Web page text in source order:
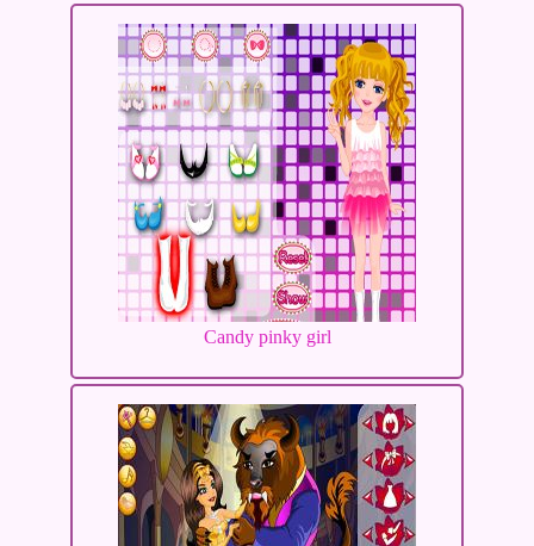
Candy pinky girl